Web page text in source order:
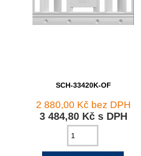
SCH-33420K-OF
2 880,00 Kč bez DPH
3 484,80 Kč s DPH